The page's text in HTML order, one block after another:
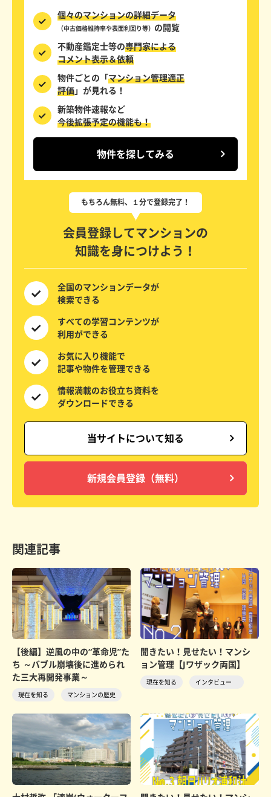
個々のマンションの詳細データ
（中古価格維持率や表面利回り等） の閲覧
不動産鑑定士等の専門家による
コメント表示＆依頼
物件ごとの「マンション管理適正
評価」が見れる！
新築物件速報など
今後拡張予定の機能も！
物件を探してみる
会員登録してマンションの
知識を身につけよう！
全国のマンションデータが
検索できる
すべての学習コンテンツが
利用ができる
お気に入り機能で
記事や物件を管理できる
情報満載のお役立ち資料を
ダウンロードできる
当サイトについて知る
新規会員登録（無料）
関連記事
【後編】逆風の中の“革命児”た
ち ～バブル崩壊後に進められ
た三大再開発事業～
現在を知る マンションの歴史
聞きたい！見せたい！マンシ
ョン管理【Jワザック両国】
現在を知る インタビュー